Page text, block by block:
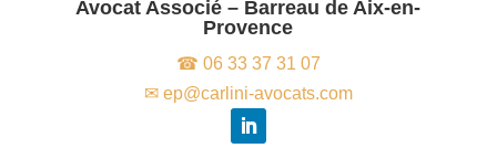
Avocat Associé – Barreau de Aix-en-
Provence
☎ 06 33 37 31 07
✉ ep@carlini-avocats.com